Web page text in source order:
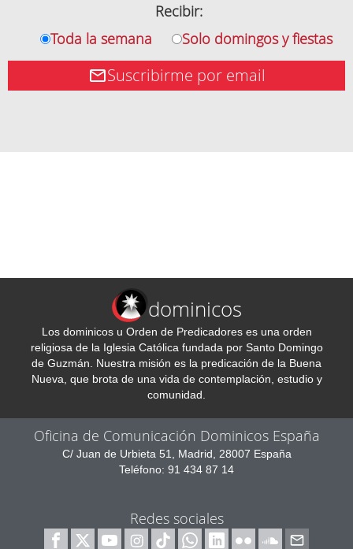
Recibir:
Toda la semana
Solo domingos y fiestas
Suscribirme por email
dominicos
Los dominicos u Orden de Predicadores es una orden
religiosa de la Iglesia Católica fundada por Santo Domingo
de Guzmán. Nuestra misión es la predicación de la Buena
Nueva, que brota de una vida de contemplación, estudio y
comunidad.
Oficina de Comunicación Dominicos España
C/ Juan de Urbieta 51, Madrid, 28007 España
Teléfono: 91 434 87 14
Redes sociales